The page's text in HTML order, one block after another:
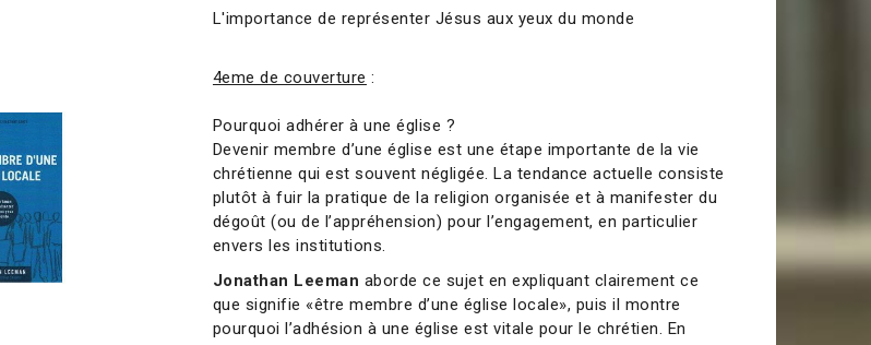
L'importance de représenter Jésus aux yeux du monde
4eme de couverture :
Pourquoi adhérer à une église ?
Devenir membre d’une église est une étape importante de la vie
chrétienne qui est souvent négligée. La tendance actuelle consiste
plutôt à fuir la pratique de la religion organisée et à manifester du
dégoût (ou de l’appréhension) pour l’engagement, en particulier
envers les institutions.
Jonathan Leeman aborde ce sujet en expliquant clairement ce
que signifie «être membre d’une église locale», puis il montre
pourquoi l’adhésion à une église est vitale pour le chrétien. En